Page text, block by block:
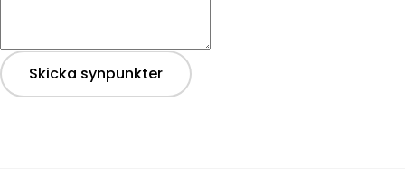
Skicka synpunkter